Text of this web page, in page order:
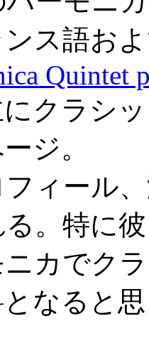
ス語お
Quintet
クラシ
ジ。
ィール
る。特に
カでク
なると